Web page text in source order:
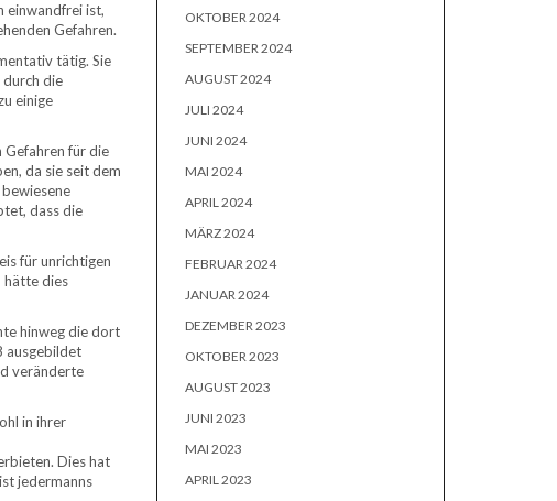
einwandfrei ist,
Gefahren.
tätig. Sie
durch die
einige
Gefahren für die
da sie seit dem
dass die
für unrichtigen
hätte dies
hinweg die dort
ausgebildet
veränderte
in ihrer
Dies hat
jedermanns
OKTOBER 2024
SEPTEMBER 2024
AUGUST 2024
JULI 2024
JUNI 2024
MAI 2024
APRIL 2024
MÄRZ 2024
FEBRUAR 2024
JANUAR 2024
DEZEMBER 2023
OKTOBER 2023
AUGUST 2023
JUNI 2023
MAI 2023
APRIL 2023